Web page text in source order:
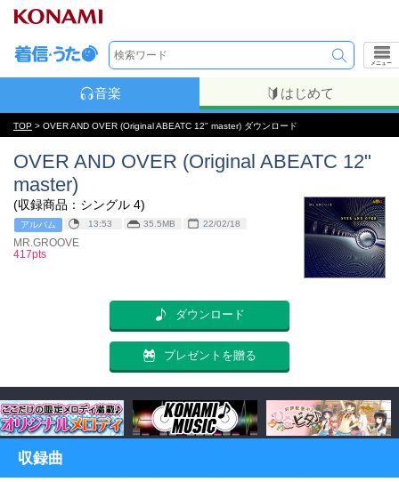
メニュー
音楽 はじめて
TOP > OVER AND OVER (Original ABEATC 12" master) ダウンロード
OVER AND OVER (Original ABEATC 12"
master)
(収録商品：シングル 4)
アルバム 13:53 35.5MB 22/02/18
MR.GROOVE
417pts
ダウンロード
プレゼントを贈る
収録曲